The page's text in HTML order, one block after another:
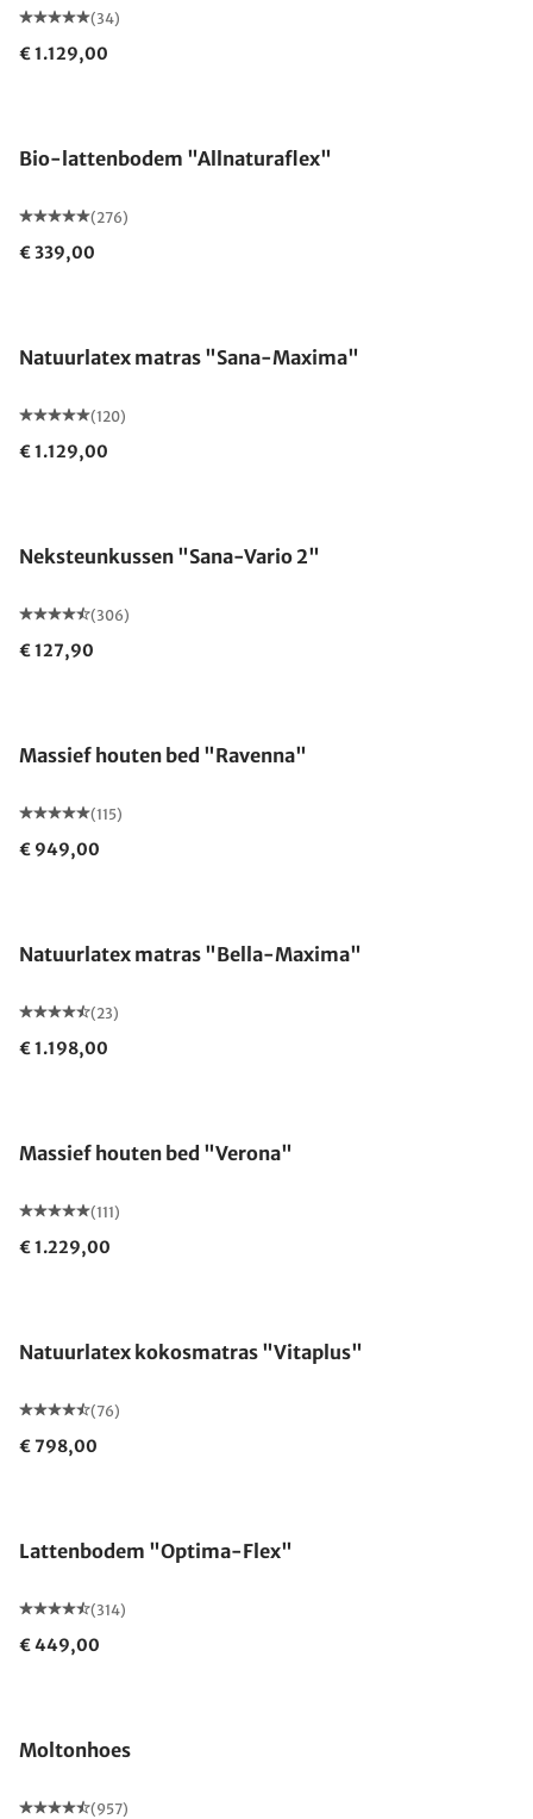
(34)
€ 1.129,00
Bio-lattenbodem "Allnaturaflex"
(276)
€ 339,00
Natuurlatex matras "Sana-Maxima"
(120)
€ 1.129,00
Neksteunkussen "Sana-Vario 2"
(306)
€ 127,90
Massief houten bed "Ravenna"
(115)
€ 949,00
Natuurlatex matras "Bella-Maxima"
(23)
€ 1.198,00
Massief houten bed "Verona"
(111)
€ 1.229,00
Natuurlatex kokosmatras "Vitaplus"
(76)
€ 798,00
Lattenbodem "Optima-Flex"
(314)
€ 449,00
Moltonhoes
(957)